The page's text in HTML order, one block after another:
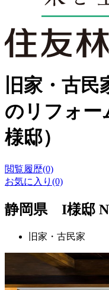
旧家・古
のリフォー
様邸）
閲覧履歴(0)
お気に入り(0)
静岡県 I様邸
旧家・古民家